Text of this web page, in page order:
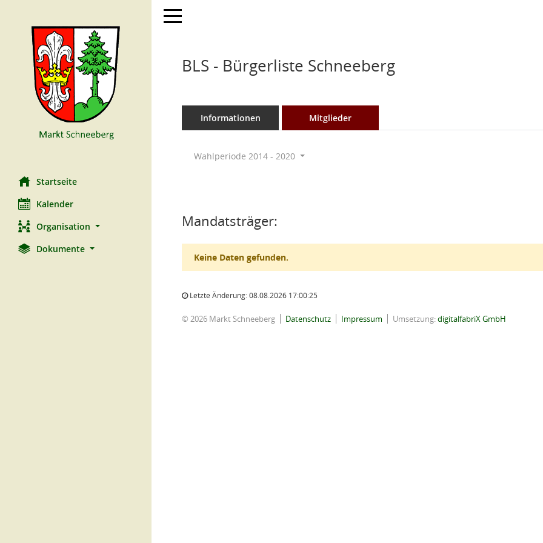
Startseite
Kalender
Organisation
Dokumente
Toggle navigation
BLS - Bürgerliste Schneeberg
Informationen Mitglieder
Wahlperiode 2014 - 2020
Mandatsträger:
Keine Daten gefunden.
Letzte Änderung: 08.08.2026 17:00:25
© 2026 Markt Schneeberg Datenschutz Impressum Umsetzung:digitalfabriX GmbH